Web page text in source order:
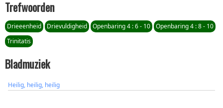
Trefwoorden
Drieeenheid Drievuldigheid Openbaring 4 : 6 - 10
Openbaring 4 : 8 - 10
Trinitatis
Bladmuziek
Heilig, heilig, heilig